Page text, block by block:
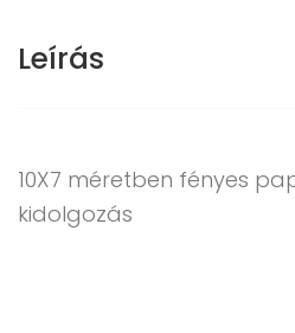
Leírás
10X7 méretben fényes
kidolgozás